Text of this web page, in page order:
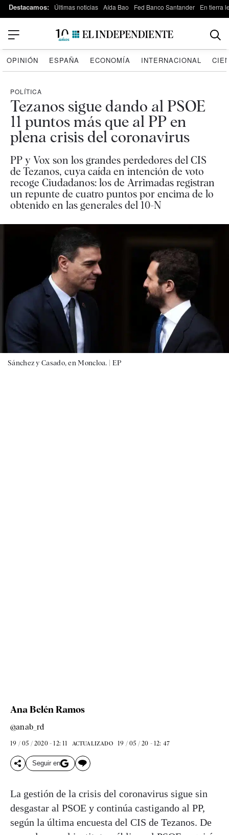
Destacamos: Últimas noticias Aída Bao Fed Banco Santander En tierra
OPINIÓN ESPAÑA ECONOMÍA INTERNACIONAL
POLÍTICA
Tezanos sigue dando al PSOE
11 puntos más que al PP en
plena crisis del coronavirus
PP y Vox son los grandes perdedores del CIS
de Tezanos, cuya caída en intención de voto
recoge Ciudadanos: los de Arrimadas registran
un repunte de cuatro puntos por encima de lo
obtenido en las generales del 10-N
Sánchez y Casado, en Moncloa. | EP
Ana Belén Ramos
@anab_rd
19 / 05 / 2020 - 12: 11 ACTUALIZADO 19 / 05 / 20 - 12: 47
Seguir en
La gestión de la crisis del coronavirus sigue sin
desgastar al PSOE y continúa castigando al PP,
según la última encuesta del CIS de Tezanos. De